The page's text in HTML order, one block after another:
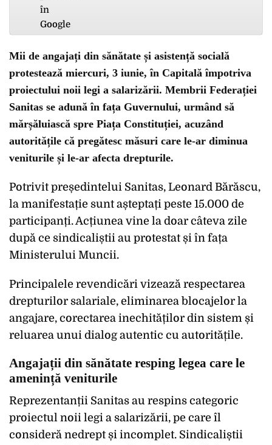
Mii de angajați din sănătate și asistență socială
protestează miercuri, 3 iunie, în Capitală împotriva
proiectului noii legi a salarizării. Membrii Federației
Sanitas se adună în fața Guvernului, urmând să
mărșăluiască spre Piața Constituției, acuzând
autoritățile că pregătesc măsuri care le-ar diminua
veniturile și le-ar afecta drepturile.
Potrivit președintelui Sanitas, Leonard Bărăscu,
la manifestație sunt așteptați peste 15.000 de
participanți. Acțiunea vine la doar câteva zile
după ce sindicaliștii au protestat și în fața
Ministerului Muncii.
Principalele revendicări vizează respectarea
drepturilor salariale, eliminarea blocajelor la
angajare, corectarea inechităților din sistem și
reluarea unui dialog autentic cu autoritățile.
Angajații din sănătate resping legea care le
amenință veniturile
Reprezentanții Sanitas au respins categoric
proiectul noii legi a salarizării, pe care îl
consideră nedrept și incomplet. Sindicaliștii